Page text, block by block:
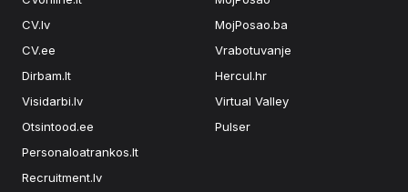
CV.lv
CV.ee
Dirbam.lt
Visidarbi.lv
Otsintood.ee
Personaloatrankos.lt
Recruitment.lv
MojPosao.ba
Vrabotuvanje
Hercul.hr
Virtual Valley
Pulser